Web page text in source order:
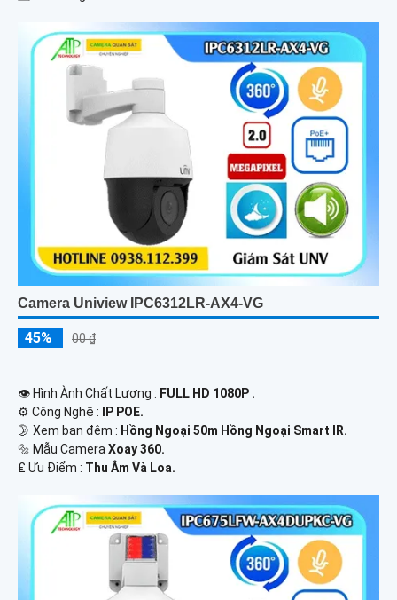
Camera Uniview IPC6312LR-AX4-VG
45% 00 ₫
👁 Hình Ành Chất Lượng : FULL HD 1080P .
⚙ Công Nghệ :
IP POE.
🌛 Xem ban đêm : Hồng Ngoại 50m Hồng Ngoại Smart IR.
🔩 Mẫu Camera Xoay 360.
️₤ Ưu Điểm : Thu Âm Và Loa.